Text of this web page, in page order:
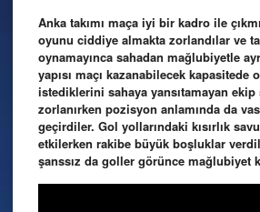
Anka takımı maça iyi bir kadro ile
oyunu ciddiye almakta zorlandılar ve
oynamayınca sahadan mağlubiyetle
yapısı maçı kazanabilecek kapasitede
istediklerini sahaya yansıtamayan
zorlanırken pozisyon anlamında da
geçirdiler. Gol yollarındaki kısırlık
etkilerken rakibe büyük boşluklar
şanssız da goller görünce mağlubiyet